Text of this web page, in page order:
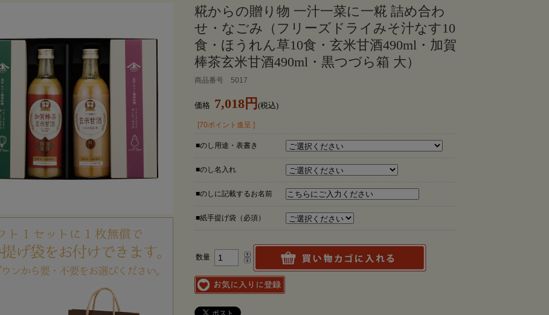
糀からの贈り物 一汁一菜に一糀 詰め合わ
せ・なごみ（フリーズドライみそ汁なす10
食・ほうれん草10食・玄米甘酒490ml・加賀
棒茶玄米甘酒490ml・黒つづら箱 大）
商品番号 5017
価格 7,018円 (税込)
[70ポイント進呈 ]
■のし用途・表書き
■のし名入れ
■のしに記載するお名前
■紙手提げ袋（必須）
数量